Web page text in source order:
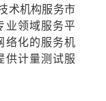
术机构服务市
业领域服务平
络化的服务机
供计量测试服